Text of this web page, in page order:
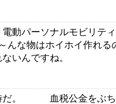
電動パーソナルモビリテ
んな物はホイホイ作れる
いんですね。
だ。 血税公金をぶち